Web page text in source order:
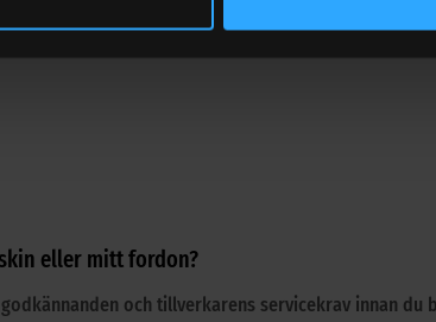
eller mitt fordon?
och tillverkarens servicekrav innan du